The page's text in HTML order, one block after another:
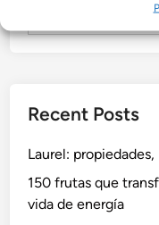
Recent Posts
Laurel:
150 frutas que
vida de energía